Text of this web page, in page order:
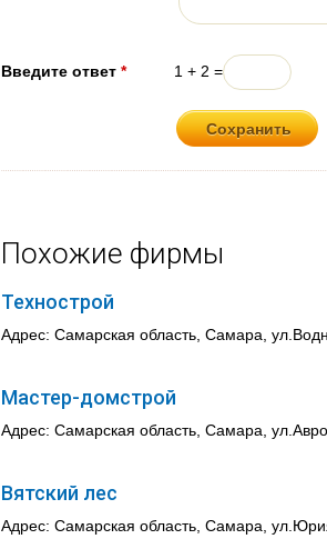
Введите ответ * 1 + 2 =
Похожие фирмы
Технострой
Адрес: Самарская область, Самара,
Мастер-домстрой
Адрес: Самарская область, Самара,
Вятский лес
Адрес: Самарская область, Самара,